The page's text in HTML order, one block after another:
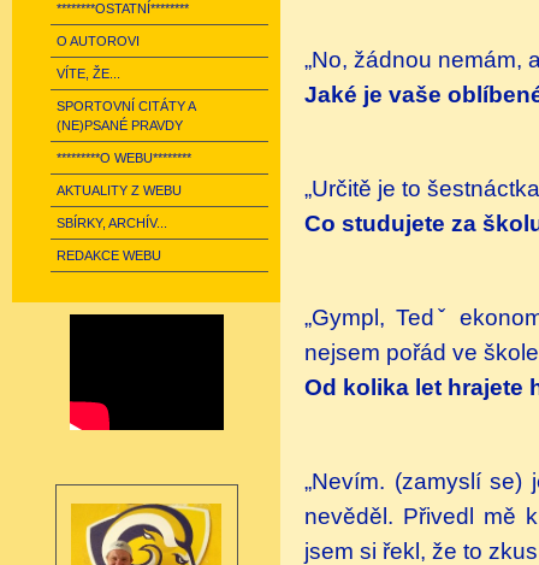
********OSTATNÍ********
O AUTOROVI
VÍTE, ŽE...
SPORTOVNÍ CITÁTY A
(NE)PSANÉ PRAVDY
*********O WEBU********
AKTUALITY Z WEBU
SBÍRKY, ARCHÍV...
REDAKCE WEBU
„No, žádnou nemám,
Jaké je vaše
„Určitě je to
Co studujete za
„Gympl, Tedˇ
nejsem pořád ve
Od kolika let hrajete
„Nevím. (zamyslí
nevěděl. Přivedl mě
jsem si řekl, že to